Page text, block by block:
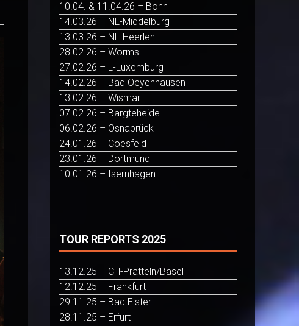
10.04. & 11.04.26 – Bonn
14.03.26 – NL-Middelburg
13.03.26 – NL-Heerlen
28.02.26 – Worms
27.02.26 – L-Luxemburg
14.02.26 – Bad Oeyenhausen
13.02.26 – Wismar
07.02.26 – Bargteheide
06.02.26 – Osnabrück
24.01.26 – Coesfeld
23.01.26 – Dortmund
10.01.26 – Isernhagen
TOUR REPORTS 2025
13.12.25 – CH-Pratteln/Basel
12.12.25 – Frankfurt
29.11.25 – Bad Elster
28.11.25 – Erfurt